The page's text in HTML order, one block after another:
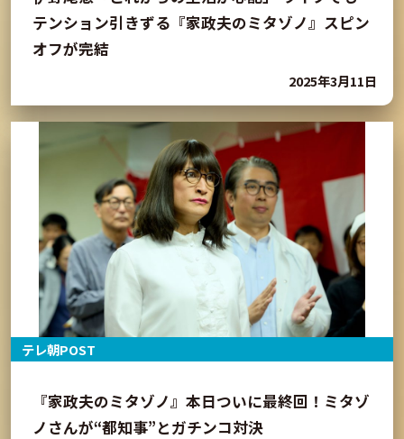
テンション引きずる『家政夫のミタゾノ』スピン
オフが完結
2025年3月11日
テレ朝POST
『家政夫のミタゾノ』本日ついに最終回！ミタゾ
ノさんが“都知事”とガチンコ対決